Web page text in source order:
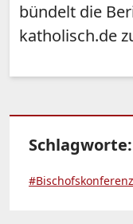
bündelt die
katholisch.de
Schlagworte:
#Bischofskonferenz